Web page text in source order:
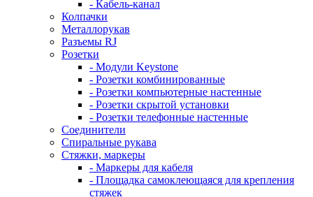
- Кабель-канал
Колпачки
Металлорукав
Разъемы RJ
Розетки
- Модули Keystone
- Розетки комбинированные
- Розетки компьютерные настенные
- Розетки скрытой установки
- Розетки телефонные настенные
Соединители
Спиральные рукава
Стяжки, маркеры
- Маркеры для кабеля
- Площадка самоклеющаяся для крепления
стяжек